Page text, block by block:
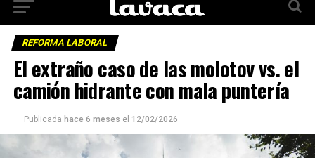
REFORMA LABORAL
El extraño caso de las molotov vs. el
camión hidrante con mala puntería
Publicada hace 6 meses el 12/02/2026